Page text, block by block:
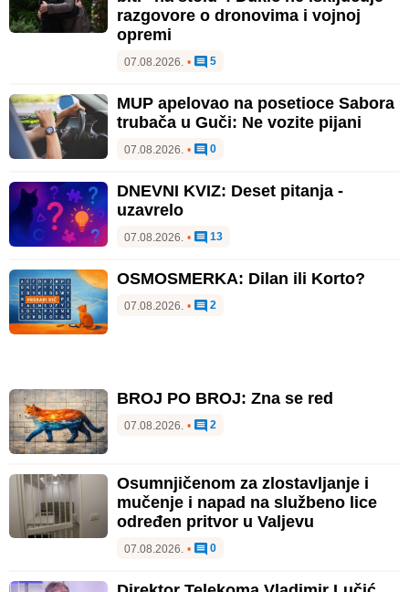
razgovore o dronovima i vojnoj
opremi
07.08.2026. • 5
MUP apelovao na posetioce Sabora
trubača u Guči: Ne vozite pijani
07.08.2026. • 0
DNEVNI KVIZ: Deset pitanja -
uzavrelo
07.08.2026. • 13
OSMOSMERKA: Dilan ili Korto?
07.08.2026. • 2
BROJ PO BROJ: Zna se red
07.08.2026. • 2
Osumnjičenom za zlostavljanje i
mučenje i napad na službeno lice
određen pritvor u Valjevu
07.08.2026. • 0